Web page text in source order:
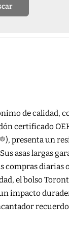
de calidad,
certificado
presenta un
asas largas
compras diarias
el bolso
impacto